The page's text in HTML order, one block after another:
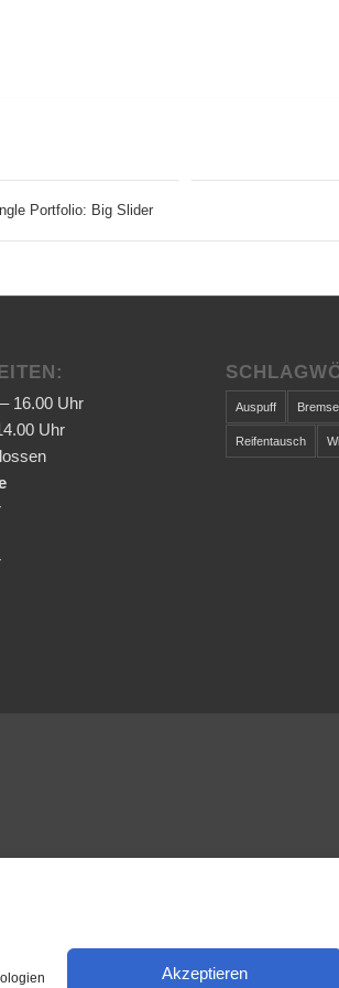
Akzeptieren
Portfolio: Big Slider
16.00 Uhr
Uhr
Auspuff
Reifentausch